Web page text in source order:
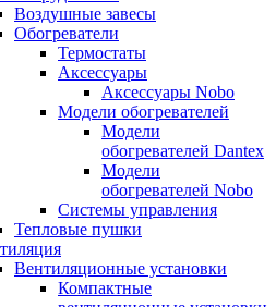
Воздушные завесы
Обогреватели
Термостаты
Аксессуары
Аксессуары Nobo
Модели обогревателей
Модели
обогревателей Dantex
Модели
обогревателей Nobo
Системы управления
Тепловые пушки
Вентиляционные установки
Компактные